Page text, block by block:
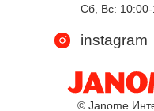
Сб, Вс:
instagram
© Janome